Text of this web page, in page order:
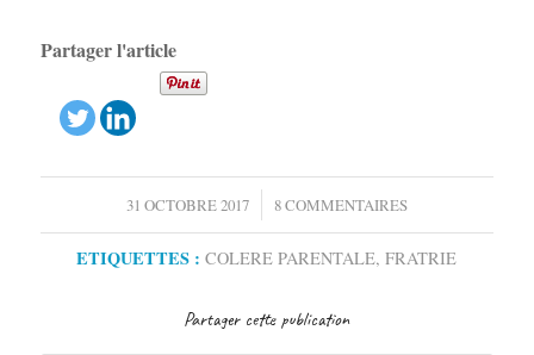
Partager l'article
31 OCTOBRE 2017
/ 8 COMMENTAIRES
ETIQUETTES : COLERE PARENTALE,FRATRIE
Partager cette publication